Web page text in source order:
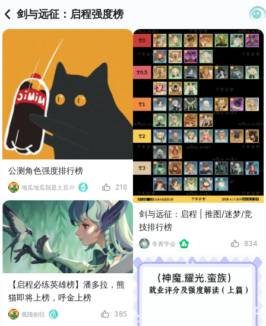
剑与远征：启程强度榜
公测角色强度排行榜
地瓜地瓜我是土豆🥔 216
【启程必练英雄榜】潘多拉，熊
猫即将上榜，呼金上榜
風随劍往 385
剑与远征：启程 | 推图/迷梦/竞
技排行榜
冬青学会 834